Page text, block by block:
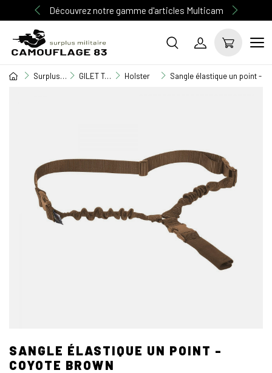
Découvrez notre gamme d'articles Multicam
Surplus Militaire GILET TACTIQUE / EQUIPEMENT Holster Sangle élastique un point -
SANGLE ÉLASTIQUE UN POINT -
COYOTE BROWN